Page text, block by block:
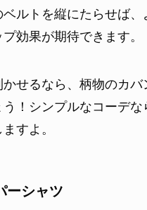
ルトを縦にたらせば、
効果が期待できます。
せるなら、柄物のカバ
う！シンプルなコーデな
すよ。
ーシャツ